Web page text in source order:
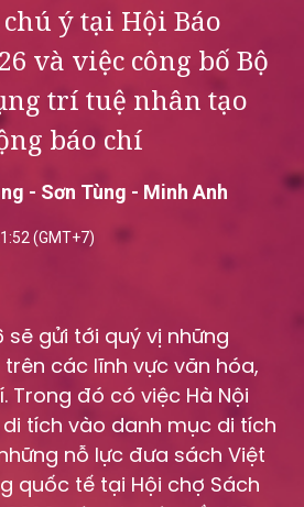
ý tại Hội Báo
và việc công bố Bộ
trí tuệ nhân tạo
báo chí
- Sơn Tùng - Minh Anh
(GMT+7)
sẽ gửi tới quý vị những
các lĩnh vực văn hóa,
Trong đó có việc Hà Nội
di tích vào danh mục di tích
nỗ lực đưa sách Việt
quốc tế tại Hội chợ Sách